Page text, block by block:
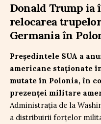
Donald Trump ia
relocarea
Germania în
Președintele SUA a
americane staționate
mutate în Polonia, în
prezenței militare
Administrația de la
a distribuirii forțelor